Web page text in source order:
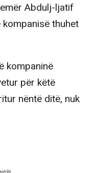
Abdulj-ljatif
thuhet
kompaninë
për këtë
nëntë ditë, nuk